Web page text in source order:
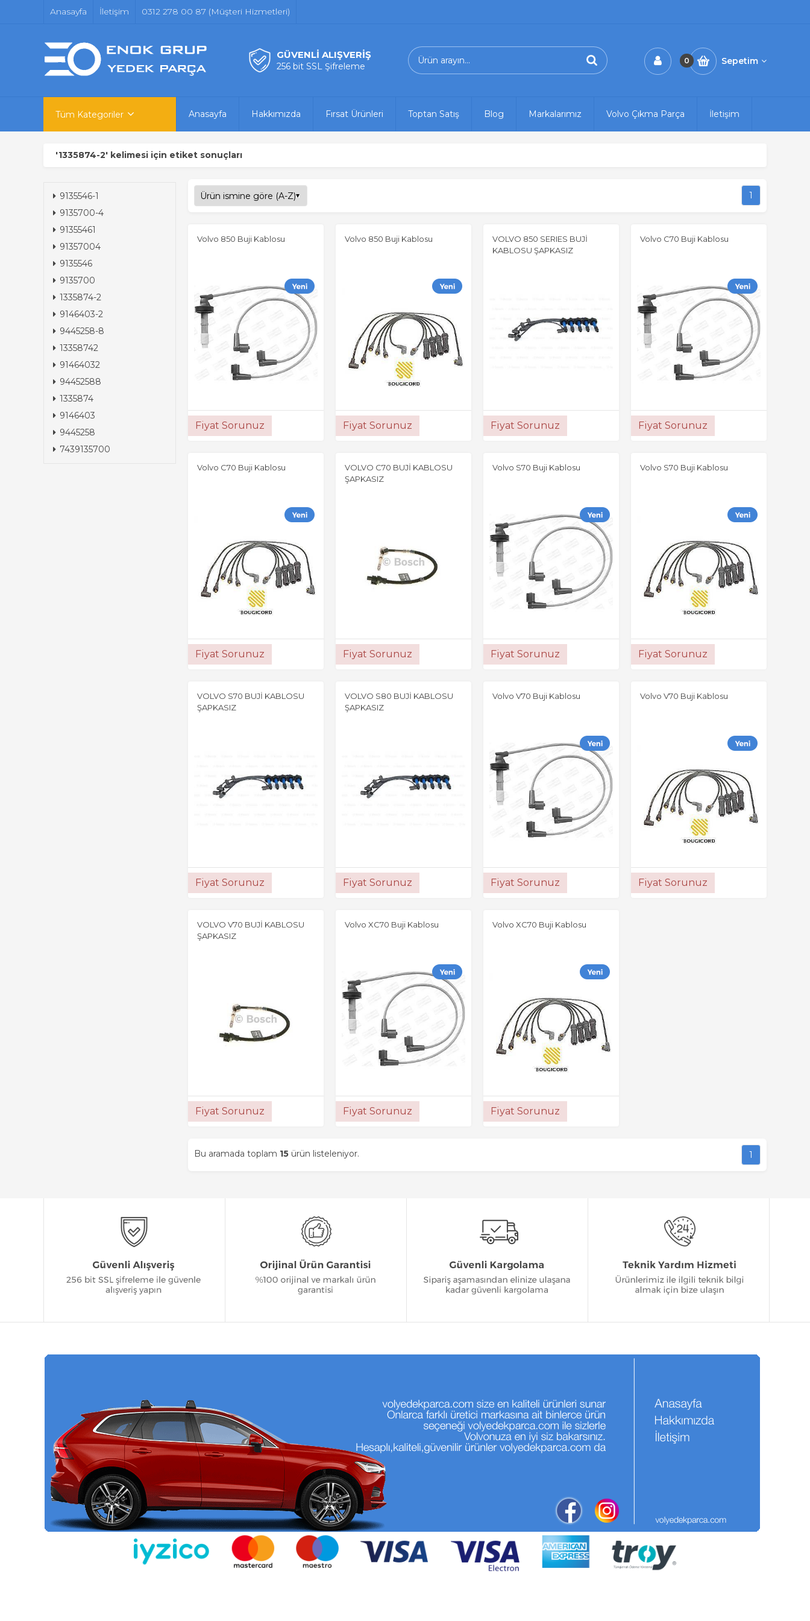
Anasayfa İletişim 0312 278 00 87 (Müşteri Hizmetleri)
GÜVENLİ ALIŞVERİŞ
256 bit SSL Şifreleme
0 Sepetim
Tüm Kategoriler Anasayfa Hakkımızda Fırsat Ürünleri Toptan Satış Blog Markalarımız Volvo Çıkma Parça İletişim
'1335874-2' kelimesi için etiket sonuçları
9135546-1
9135700-4
91355461
91357004
9135546
9135700
1335874-2
9146403-2
9445258-8
13358742
91464032
94452588
1335874
9146403
9445258
7439135700
1
Volvo 850 Buji Kablosu
Fiyat Sorunuz
Volvo 850 Buji Kablosu
Fiyat Sorunuz
VOLVO 850 SERIES BUJİ
KABLOSU ŞAPKASIZ
Fiyat Sorunuz
Volvo C70 Buji Kablosu
Fiyat Sorunuz
Volvo C70 Buji Kablosu
Fiyat Sorunuz
VOLVO C70 BUJİ KABLOSU
ŞAPKASIZ
Fiyat Sorunuz
Volvo S70 Buji Kablosu
Fiyat Sorunuz
Volvo S70 Buji Kablosu
Fiyat Sorunuz
VOLVO S70 BUJİ KABLOSU
ŞAPKASIZ
Fiyat Sorunuz
VOLVO S80 BUJİ KABLOSU
ŞAPKASIZ
Fiyat Sorunuz
Volvo V70 Buji Kablosu
Fiyat Sorunuz
Volvo V70 Buji Kablosu
Fiyat Sorunuz
VOLVO V70 BUJİ KABLOSU
ŞAPKASIZ
Fiyat Sorunuz
Volvo XC70 Buji Kablosu
Fiyat Sorunuz
Volvo XC70 Buji Kablosu
Fiyat Sorunuz
Bu aramada toplam 15 ürün listeleniyor. 1